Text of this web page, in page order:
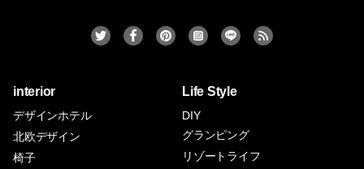
interior
デザインホテル
北欧デザイン
椅子
Life Style
DIY
グランピング
リゾートライフ